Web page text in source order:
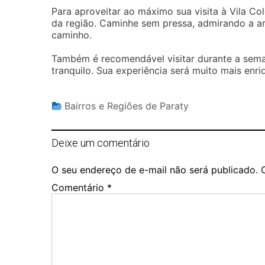
Para aproveitar ao máximo sua visita à Vila
da região. Caminhe sem pressa, admirando a
caminho.
Também é recomendável visitar durante a
tranquilo. Sua experiência será muito mais
Bairros e Regiões de Paraty
Deixe um comentário
O seu endereço de e-mail não será publicado.
Comentário *